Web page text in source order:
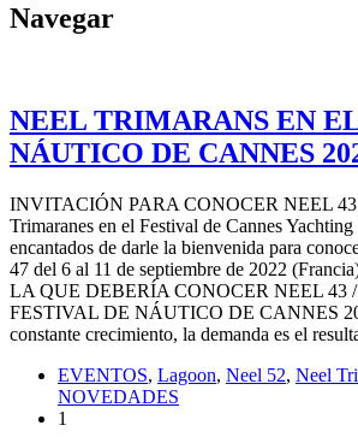
Navegar
NEEL TRIMARANS EN
NÁUTICO DE CANNES
INVITACIÓN PARA CONOCER NEEL
Trimaranes en el Festival de Cannes
encantados de darle la bienvenida para
47 del 6 al 11 de septiembre de 2022
LA QUE DEBERÍA CONOCER NEEL 43
FESTIVAL DE NÁUTICO DE CANNES
constante crecimiento, la demanda es el
EVENTOS, Lagoon, Neel 52, Neel
NOVEDADES
1